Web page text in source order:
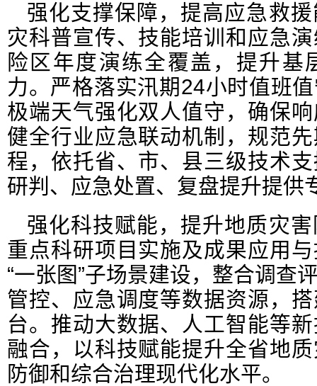
强化支撑保障，提高应急救
灾科普宣传、技能培训和应急
险区年度演练全覆盖，提升基
力。严格落实汛期24小时值班
极端天气强化双人值守，确保
健全行业应急联动机制，规范
程，依托省、市、县三级技术
研判、应急处置、复盘提升提供
强化科技赋能，提升地质灾
重点科研项目实施及成果应用
“一张图”子场景建设，整合调查
管控、应急调度等数据资源，
台。推动大数据、人工智能等
融合，以科技赋能提升全省地
防御和综合治理现代化水平。